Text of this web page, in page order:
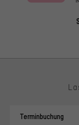
Terminbuchung
Du bekommst,
Angebote von